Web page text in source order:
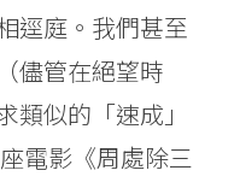
逕庭。我們甚至
儘管在絕望時
類似的「速成」
電影《周處除三